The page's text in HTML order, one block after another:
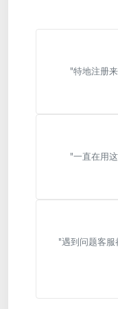
"特地注册
"一直在用
"遇到问题客